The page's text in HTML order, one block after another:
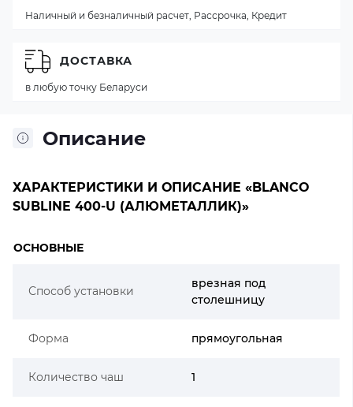
Описание
ХАРАКТЕРИСТИКИ И ОПИСАНИЕ «BLANCO
SUBLINE 400-U (АЛЮМЕТАЛЛИК)»
ОСНОВНЫЕ
Способ установки
врезная под
столешницу
Форма прямоугольная
Количество чаш 1
Наличный и безналичный расчет, Рассрочка, Кредит
ДОСТАВКА
в любую точку Беларуси